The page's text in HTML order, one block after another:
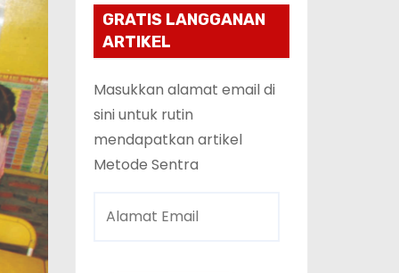
GRATIS LANGGANAN
ARTIKEL
Masukkan alamat email di
sini untuk rutin
mendapatkan artikel
Metode Sentra